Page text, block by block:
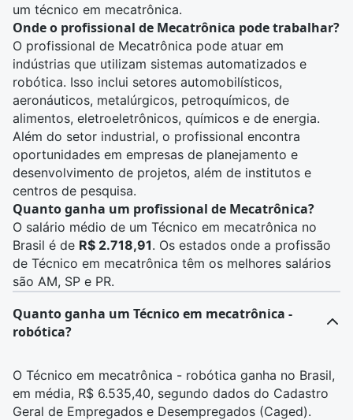
um técnico em mecatrônica.
Onde o profissional de Mecatrônica pode trabalhar?
O profissional de Mecatrônica pode atuar em
indústrias que utilizam sistemas automatizados e
robótica. Isso inclui setores automobilísticos,
aeronáuticos, metalúrgicos, petroquímicos, de
alimentos, eletroeletrônicos, químicos e de energia.
Além do setor industrial, o profissional encontra
oportunidades em empresas de planejamento e
desenvolvimento de projetos, além de institutos e
centros de pesquisa.
Quanto ganha um profissional de Mecatrônica?
O salário médio de um Técnico em mecatrônica no
Brasil é de R$ 2.718,91. Os estados onde a profissão
de Técnico em mecatrônica têm os melhores salários
são AM, SP e PR.
Quanto ganha um Técnico em mecatrônica -
robótica?
O Técnico em mecatrônica - robótica ganha no Brasil,
em média, R$ 6.535,40, segundo dados do Cadastro
Geral de Empregados e Desempregados (Caged).